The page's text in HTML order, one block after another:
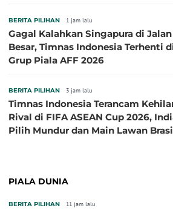
BERITA PILIHAN 1 jam lalu
Gagal Kalahkan Singapura di Jalan
Besar, Timnas Indonesia Terhenti
Grup Piala AFF 2026
BERITA PILIHAN 3 jam lalu
Timnas Indonesia Terancam
Rival di FIFA ASEAN Cup 2026,
Pilih Mundur dan Main Lawan
PIALA DUNIA
BERITA PILIHAN 11 jam lalu